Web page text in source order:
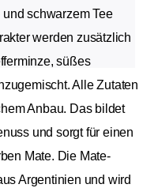
und schwarzem Tee
werden zusätzlich
süßes
Alle Zutaten
Anbau. Das bildet
und sorgt für einen
Mate. Die Mate-
Argentinien und wird